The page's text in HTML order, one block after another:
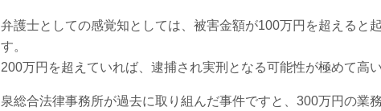
弁護士としての感覚知としては、被害金額が100万円を超えると
す。
200万円を超えていれば、逮捕され実刑となる可能性が極めて高い
泉総合法律事務所が過去に取り組んだ事件ですと、300万円の業